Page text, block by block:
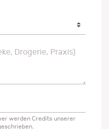
Drogerie, Praxis)
Drogerie, Praxis)
werden Credits unserer